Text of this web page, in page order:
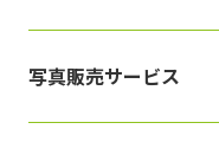
写真販売サービス